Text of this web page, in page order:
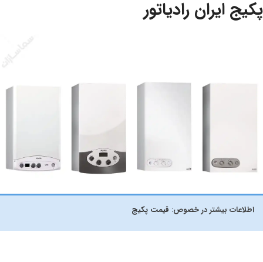
پکیج ایران رادیاتور
اطلاعات بیشتر در خصوص: قیمت پکیج